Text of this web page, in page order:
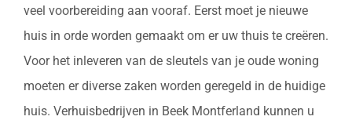
veel voorbereiding aan vooraf. Eerst moet je nieuwe
huis in orde worden gemaakt om er uw thuis te creëren.
Voor het inleveren van de sleutels van je oude woning
moeten er diverse zaken worden geregeld in de huidige
huis. Verhuisbedrijven in Beek Montferland kunnen u